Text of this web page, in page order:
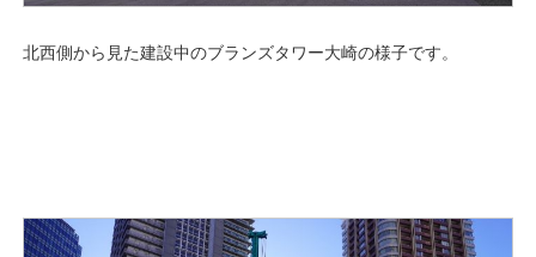
北西側から見た建設中のブランズタワー大崎の様子です。